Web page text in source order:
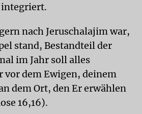
integriert.
nach Jeruschalajim war,
stand, Bestandteil der
im Jahr soll alles
vor dem Ewigen, deinem
dem Ort, den Er erwählen
16,16).